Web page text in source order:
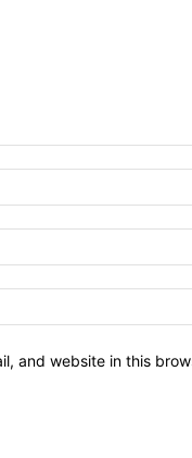
and website in this